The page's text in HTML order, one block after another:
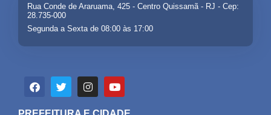
Rua Conde de Araruama, 425 - Centro Quissamã - RJ - Cep:
28.735-000
Segunda a Sexta de 08:00 às 17:00